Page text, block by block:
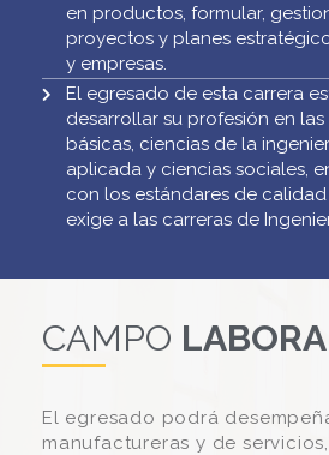
en productos, formular,
proyectos y planes
y empresas.
El egresado de esta carrera
desarrollar su profesión en
básicas, ciencias de la
aplicada y ciencias sociales,
con los estándares de
exige a las carreras de
CAMPO
El egresado podrá
manufactureras y de